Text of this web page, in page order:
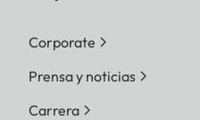
Corporate
Prensa y noticias
Carrera